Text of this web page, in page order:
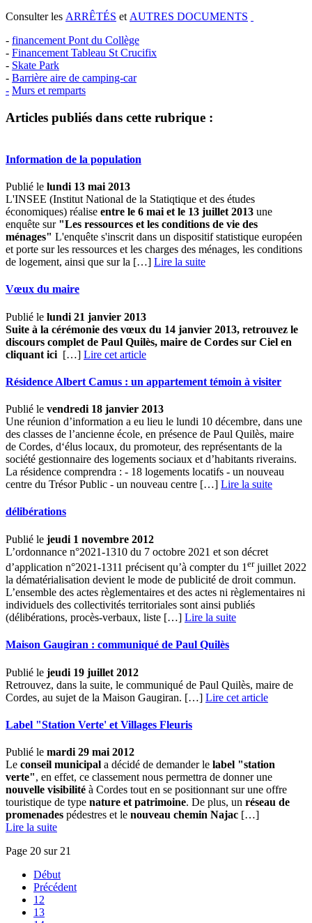
Consulter les ARRÊTÉS et AUTRES DOCUMENTS
- financement Pont du Collège
- Financement Tableau St Crucifix
- Skate Park
- Barrière aire de camping-car
- Murs et remparts
Articles publiés dans cette rubrique :
Information de la population
Publié le lundi 13 mai 2013
L'INSEE (Institut National de la Statiqtique et des études
économiques) réalise entre le 6 mai et le 13 juillet 2013 une
enquête sur "Les ressources et les conditions de vie des
ménages" L'enquête s'inscrit dans un dispositif statistique européen
et porte sur les ressources et les charges des ménages, les conditions
de logement, ainsi que sur la […] ­ Lire la suite
Vœux du maire
Publié le lundi 21 janvier 2013
Suite à la cérémonie des vœux du 14 janvier 2013, retrouvez le
discours complet de Paul Quilès, maire de Cordes sur Ciel en
cliquant ici […] Lire cet article
Résidence Albert Camus : un appartement témoin à visiter
Publié le vendredi 18 janvier 2013
Une réunion d’information a eu lieu le lundi 10 décembre, dans une
des classes de l’ancienne école, en présence de Paul Quilès, maire
de Cordes, d‘élus locaux, du promoteur, des représentants de la
société gestionnaire des logements sociaux et d’habitants riverains.
La résidence comprendra : - 18 logements locatifs - un nouveau
centre du Trésor Public - un nouveau centre […] ­ Lire la suite
délibérations
Publié le jeudi 1 novembre 2012
L’ordonnance n°2021-1310 du 7 octobre 2021 et son décret
d’application n°2021-1311 précisent qu’à compter du 1 erjuillet 2022
la dématérialisation devient le mode de publicité de droit commun.
L’ensemble des actes règlementaires et des actes ni règlementaires ni
individuels des collectivités territoriales sont ainsi publiés
(délibérations, procès-verbaux, liste […] ­ Lire la suite
Maison Gaugiran : communiqué de Paul Quilès
Publié le jeudi 19 juillet 2012
Retrouvez, dans la suite, le communiqué de Paul Quilès, maire de
Cordes, au sujet de la Maison Gaugiran. […] Lire cet article
Label "Station Verte' et Villages Fleuris
Publié le mardi 29 mai 2012
Le conseil municipal a décidé de demander le label "station
verte", en effet, ce classement nous permettra de donner une
nouvelle visibilité à Cordes tout en se positionnant sur une offre
touristique de type nature et patrimoine. De plus, un réseau de
promenades pédestres et le nouveau chemin Najac […] ­
Lire la suite
Page 20 sur 21
Début
Précédent
12
13